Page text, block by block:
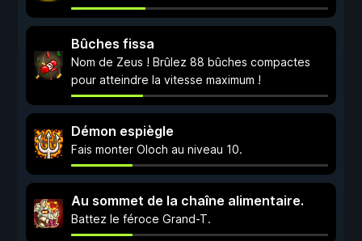
Bûches fissa
Nom de Zeus ! Brûlez 88 bûches compactes
pour atteindre la vitesse maximum !
Démon espiègle
Fais monter Oloch au niveau 10.
Au sommet de la chaîne alimentaire.
Battez le féroce Grand-T.